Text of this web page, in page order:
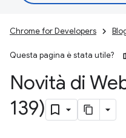
Chrome for Developers
Questa pagina è stata utile?
Novità di
139)